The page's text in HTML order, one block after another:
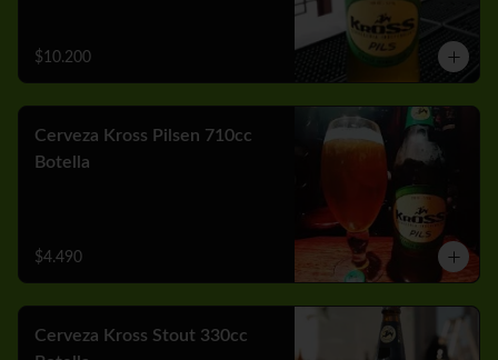
$10.200
Cerveza Kross Pilsen 710cc
Botella
$4.490
Cerveza Kross Stout 330cc